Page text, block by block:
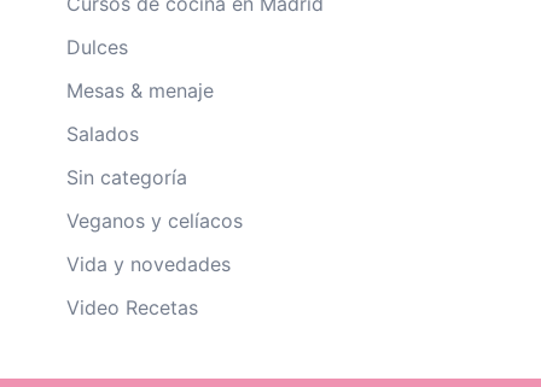
Dulces
Mesas & menaje
Salados
Sin categoría
Veganos y celíacos
Vida y novedades
Video Recetas